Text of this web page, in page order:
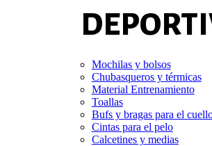
Mochilas y bolsos
Chubasqueros y térmicas
Material Entrenamiento
Toallas
Bufs y bragas para el
Cintas para el pelo
Calcetines y medias